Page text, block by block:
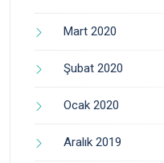
Mart 2020
Şubat 2020
Ocak 2020
Aralık 2019